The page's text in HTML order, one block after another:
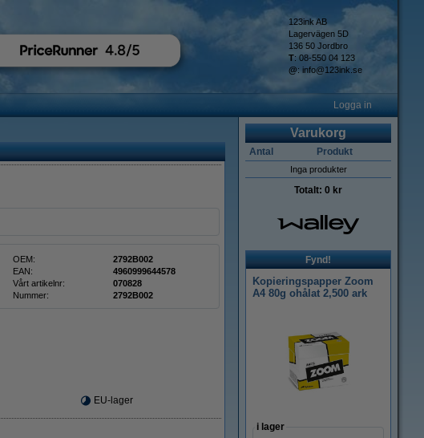
123ink AB
Lagervägen 5D
136 50 Jordbro
T: 08-550 04 123
@: info@123ink.se
Logga in
OEM:
2792B002
EAN:
4960999644578
Vårt artikelnr:
070828
Nummer: 2792B002
EU-lager
Varukorg
Antal Produkt
Inga produkter
Totalt: 0 kr
Fynd!
Kopieringspapper Zoom
A4 80g ohålat 2,500 ark
i lager